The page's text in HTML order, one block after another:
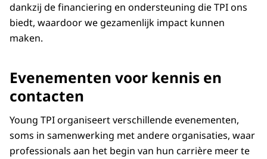
dankzij de financiering en ondersteuning die TPI ons
biedt, waardoor we gezamenlijk impact kunnen
maken.
Evenementen voor kennis en
contacten
Young TPI organiseert verschillende evenementen,
soms in samenwerking met andere organisaties, waar
professionals aan het begin van hun carrière meer te